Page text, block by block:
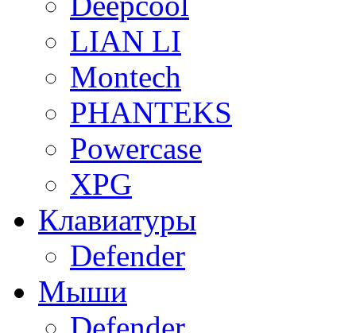
LIAN LI
Montech
PHANTEKS
Powercase
XPG
Клавиатуры
Defender
Мыши